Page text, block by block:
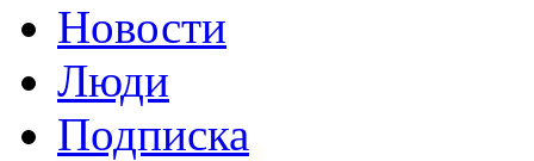
Новости
Люди
Подписка